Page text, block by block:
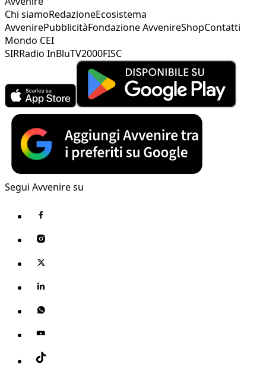
Chi siamoRedazioneEcosistema
AvvenirePubblicitàFondazione AvvenireShopContatti
Mondo CEI
SIRRadio InBluTV2000FISC
Segui Avvenire su